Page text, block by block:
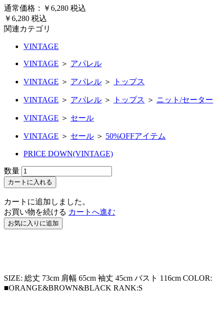
通常価格：￥6,280 税込
￥6,280 税込
関連カテゴリ
VINTAGE
VINTAGE ＞ アパレル
VINTAGE ＞ アパレル ＞ トップス
VINTAGE ＞ アパレル ＞ トップス ＞ ニット/セーター
VINTAGE ＞ セール
VINTAGE ＞ セール ＞ 50%OFFアイテム
PRICE DOWN(VINTAGE)
数量
カートに入れる
カートに追加しました。
お買い物を続ける カートへ進む
お気に入りに追加
SIZE: 総丈 73cm 肩幅 65cm 袖丈 45cm バスト 116cm COLOR:
■ORANGE&BROWN&BLACK RANK:S